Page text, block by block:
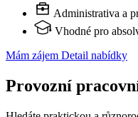
Administrativa a
Vhodné pro
Mám zájem Detail nabídky
Provozní